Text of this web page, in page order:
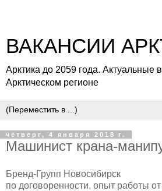
ВАКАНСИИ
Арктика до 2059 года. Актуальные
Арктическом регионе
четверг, 4 января 2018 г.
Машинист крана-
Бренд-Групп Новосибирск
по договоренности, опыт работы